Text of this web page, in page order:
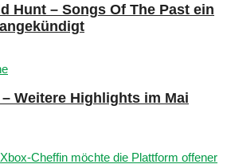
Hunt – Songs Of The Past ein
Weitere Highlights im Mai